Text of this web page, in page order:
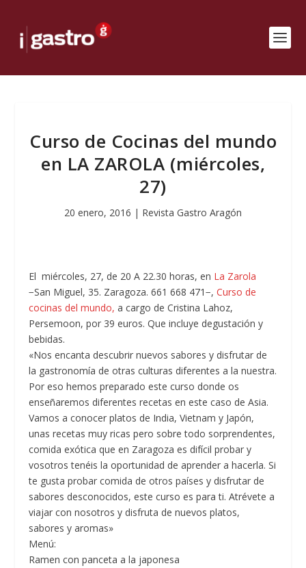
Curso de Cocinas del mundo
en LA ZAROLA (miércoles,
27)
20 enero, 2016 | Revista Gastro Aragón
El miércoles, 27, de 20 A 22.30 horas, en La Zarola
−San Miguel, 35. Zaragoza. 661 668 471−,Curso de
cocinas del mundo, a cargo de Cristina Lahoz,
Persemoon, por 39 euros. Que incluye degustación y
bebidas.
«Nos encanta descubrir nuevos sabores y disfrutar de
la gastronomía de otras culturas diferentes a la nuestra.
Por eso hemos preparado este curso donde os
enseñaremos diferentes recetas en este caso de Asia.
Vamos a conocer platos de India, Vietnam y Japón,
unas recetas muy ricas pero sobre todo sorprendentes,
comida exótica que en Zaragoza es difícil probar y
vosotros tenéis la oportunidad de aprender a hacerla. Si
te gusta probar comida de otros países y disfrutar de
sabores desconocidos, este curso es para ti. Atrévete a
viajar con nosotros y disfruta de nuevos platos,
sabores y aromas»
Menú:
Ramen con panceta a la japonesa